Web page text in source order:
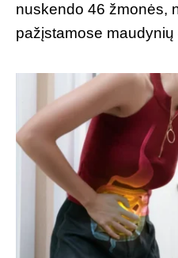
nuskendo 46 žmonės,
pažįstamose maudynių